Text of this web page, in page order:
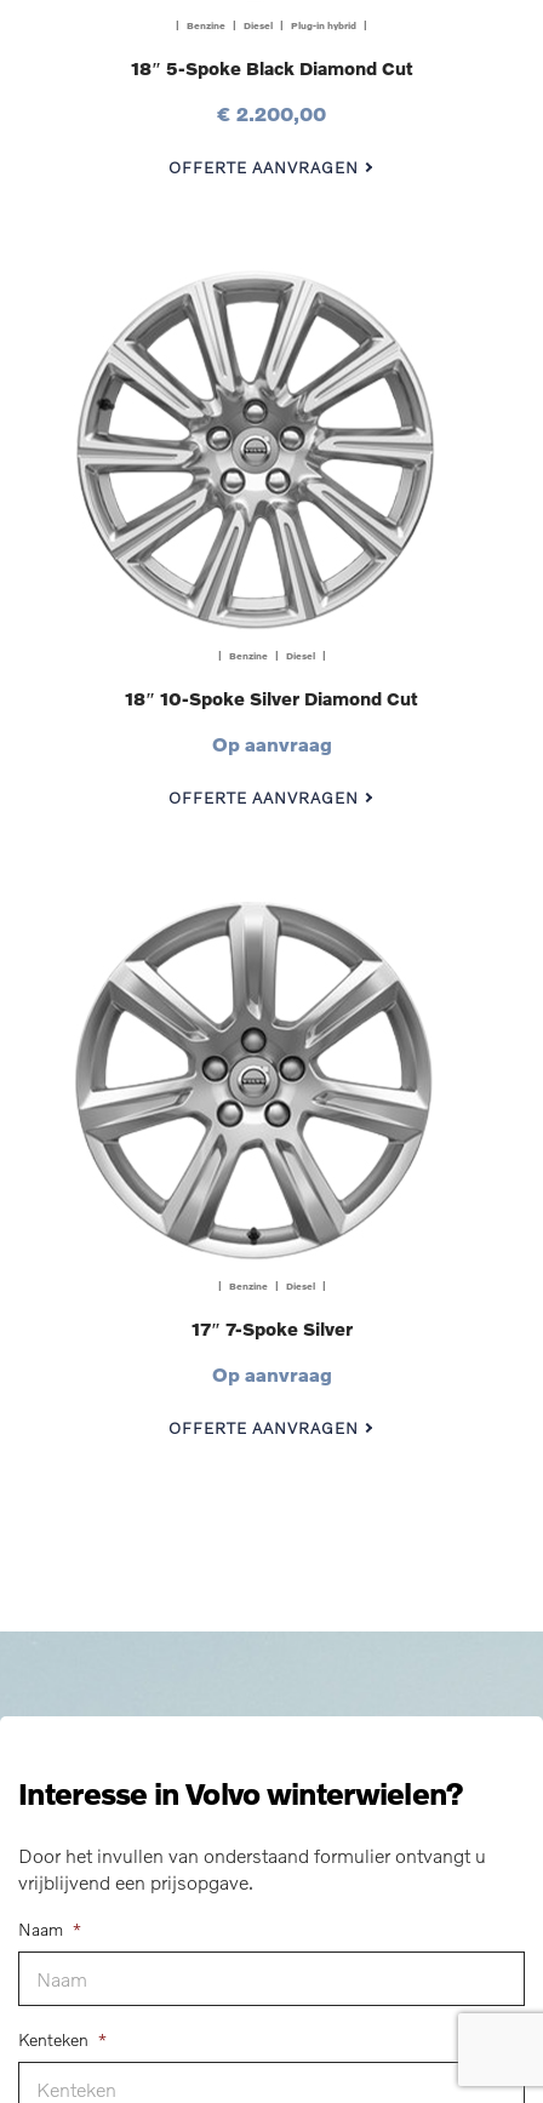
| Benzine | Diesel | Plug-in hybrid |
18″ 5-Spoke Black Diamond Cut
€ 2.200,00
OFFERTE AANVRAGEN
| Benzine | Diesel |
18″ 10-Spoke Silver Diamond Cut
Op aanvraag
OFFERTE AANVRAGEN
| Benzine | Diesel |
17″ 7-Spoke Silver
Op aanvraag
OFFERTE AANVRAGEN
Interesse in Volvo winterwielen?
Door het invullen van onderstaand formulier ontvangt u
vrijblijvend een prijsopgave.
Naam *
Kenteken *